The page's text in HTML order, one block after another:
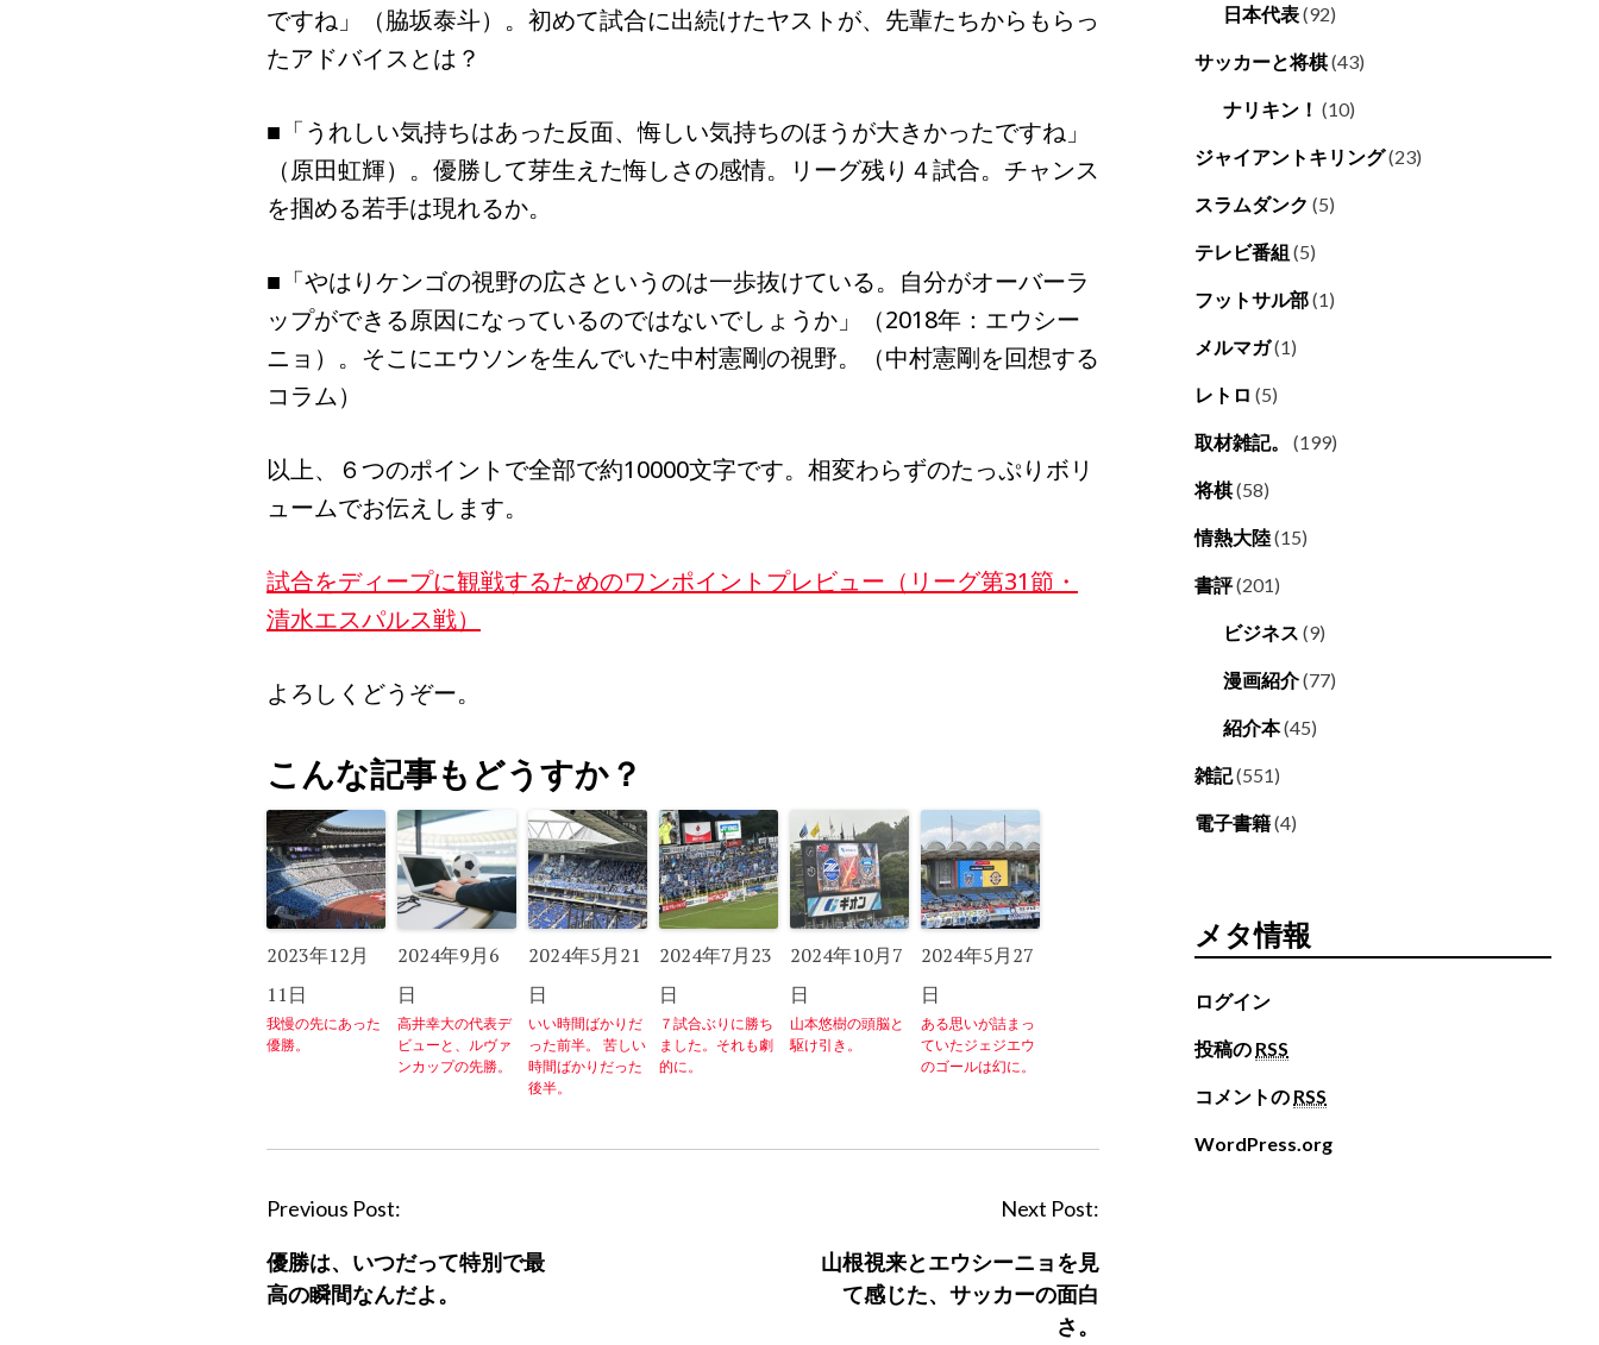
ですね」（脇坂泰斗）。初めて試合に出続けたヤストが、先輩たちからもらっ
たアドバイスとは？
■「うれしい気持ちはあった反面、悔しい気持ちのほうが大きかったですね」
（原田虹輝）。優勝して芽生えた悔しさの感情。リーグ残り４試合。チャンス
を掴める若手は現れるか。
■「やはりケンゴの視野の広さというのは一歩抜けている。自分がオーバーラ
ップができる原因になっているのではないでしょうか」（2018年：エウシー
ニョ）。そこにエウソンを生んでいた中村憲剛の視野。（中村憲剛を回想する
コラム）
以上、６つのポイントで全部で約10000文字です。相変わらずのたっぷりボリ
ュームでお伝えします。
試合をディープに観戦するためのワンポイントプレビュー（リーグ第31節・
清水エスパルス戦）
よろしくどうぞー。
こんな記事もどうすか？
2023年12月
11日
我慢の先にあった
優勝。
2024年9月6
日
高井幸大の代表デ
ビューと、ルヴァ
ンカップの先勝。
2024年5月21
日
いい時間ばかりだ
った前半。 苦しい
時間ばかりだった
後半。
2024年7月23
日
７試合ぶりに勝ち
ました。それも劇
的に。
2024年10月7
日
山本悠樹の頭脳と
駆け引き。
2024年5月27
日
ある思いが詰まっ
ていたジェジエウ
のゴールは幻に。
P
s
t
Previous Post:
優勝は、いつだって特別で最
高の瞬間なんだよ。
Next Post:
山根視来とエウシーニョを見
て感じた、サッカーの面白
さ。
日本代表(92)
サッカーと将棋(43)
ナリキン！ (10)
ジャイアントキリング(23)
スラムダンク (5)
テレビ番組 (5)
フットサル部(1)
メルマガ(1)
レトロ (5)
取材雑記。 (199)
将棋(58)
情熱大陸(15)
書評(201)
ビジネス (9)
漫画紹介(77)
紹介本(45)
雑記(551)
電子書籍(4)
メタ情報
ログイン
投稿の RSS
コメントの RSS
WordPress.org